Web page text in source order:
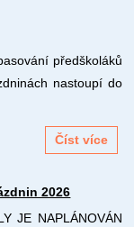
předškoláků
nastoupí do
Číst více
2026
JE NAPLÁNOVÁN